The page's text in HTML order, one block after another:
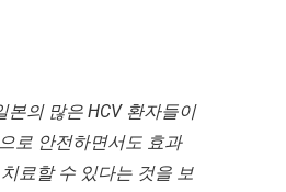
본의 많은 HCV 환자들이
로 안전하면서도 효과
료할 수 있다는 것을 보